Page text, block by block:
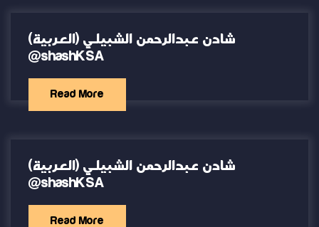
(العربية) شادن عبدالرحمن الشبيلي
@shashKSA
Read More
(العربية) شادن عبدالرحمن الشبيلي
@shashKSA
Read More